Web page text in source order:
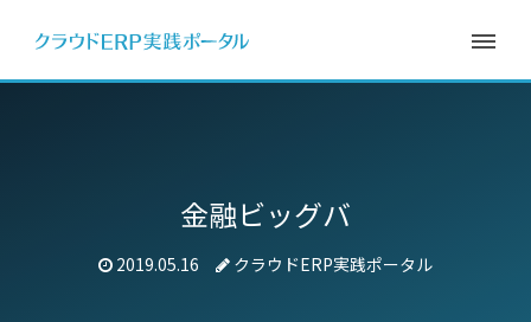
金融ビッグバ
2019.05.16 クラウドERP実践ポータル